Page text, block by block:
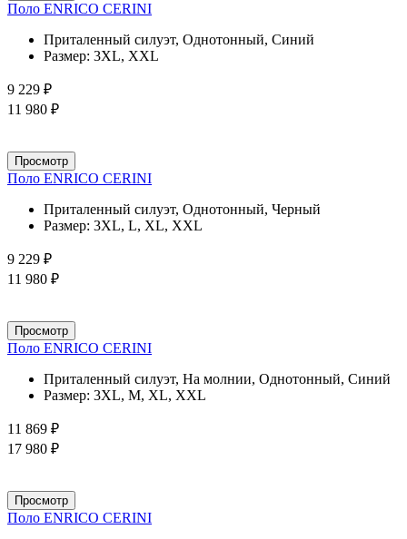
Поло ENRICO CERINI
Приталенный силуэт, Однотонный, Синий
Размер: 3XL, XXL
9 229 ₽
11 980 ₽
Просмотр
Поло ENRICO CERINI
Приталенный силуэт, Однотонный, Черный
Размер: 3XL, L, XL, XXL
9 229 ₽
11 980 ₽
Просмотр
Поло ENRICO CERINI
Приталенный силуэт, На молнии, Однотонный, Синий
Размер: 3XL, M, XL, XXL
11 869 ₽
17 980 ₽
Просмотр
Поло ENRICO CERINI